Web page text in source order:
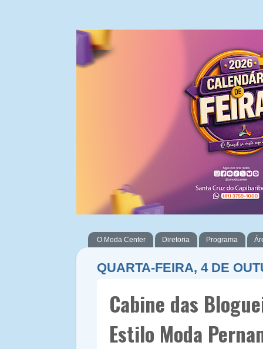
O Moda Center Diretoria Programa
QUARTA-FEIRA, 4 DE
Cabine das
Estilo Moda